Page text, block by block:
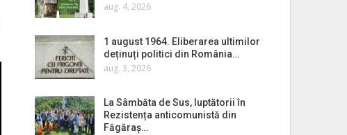
aug. 4, 2026
1 august 1964. Eliberarea ultimilor
deținuți politici din România…
aug. 3, 2026
La Sâmbăta de Sus, luptătorii în
Rezistența anticomunistă din
Făgăraș…